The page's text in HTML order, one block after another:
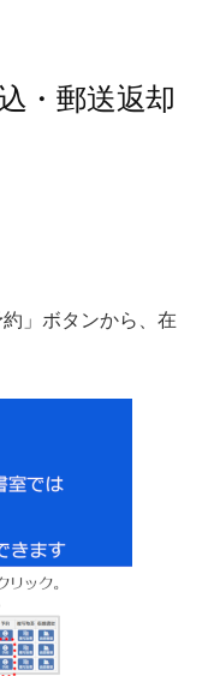
・郵送返却
」ボタンから、在